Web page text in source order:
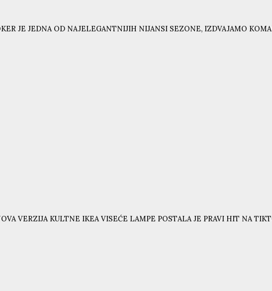
JE JEDNA OD NAJELEGANTNIJIH NIJANSI SEZONE, IZDVAJAMO
VERZIJA KULTNE IKEA VISEĆE LAMPE POSTALA JE PRAVI HIT NA